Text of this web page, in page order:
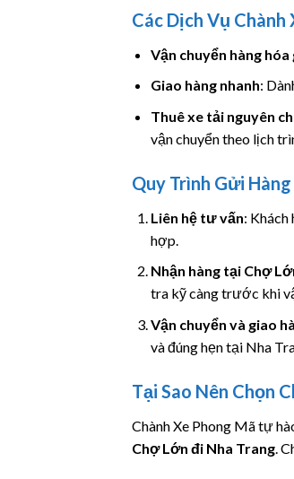
Các Dịch Vụ
Vận chuyển hàng hóa
Giao hàng nhanh:
Thuê xe tải nguyên
vận chuyển theo lịch
Quy Trình Gửi
Liên hệ tư vấn:
hợp.
Nhận hàng tại Chợ
tra kỹ càng trước khi
Vận chuyển và giao
và đúng hẹn tại Nha
Tại Sao Nên Chọn
Chành Xe Phong Mã tự
Chợ Lớn đi Nha Trang.